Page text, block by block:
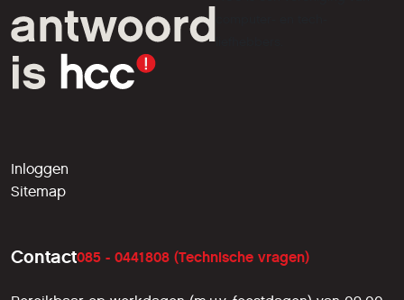
liefhebbers.
Inloggen
Sitemap
Contact085 - 0441808 (Technische vragen)